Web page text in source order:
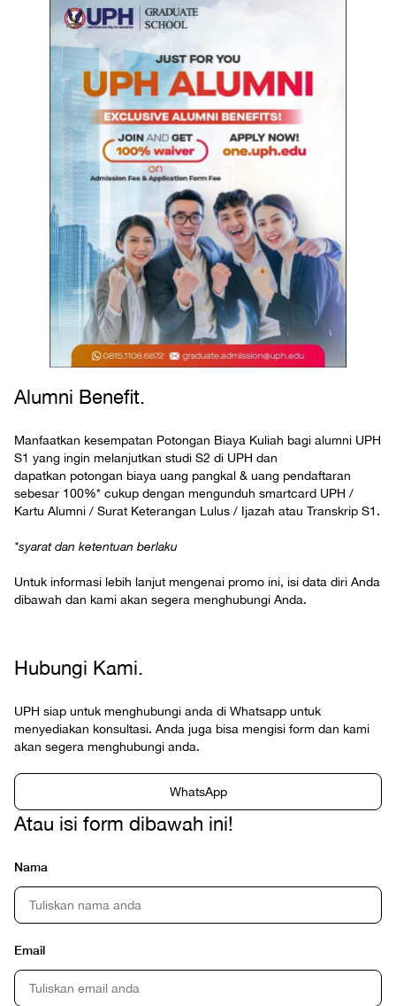
Alumni Benefit.
Manfaatkan kesempatan Potongan Biaya Kuliah bagi alumni UPH
S1 yang ingin melanjutkan studi S2 di UPH dan
dapatkan potongan biaya uang pangkal & uang pendaftaran
sebesar 100%* cukup dengan mengunduh smartcard UPH /
Kartu Alumni / Surat Keterangan Lulus / Ijazah atau Transkrip S1.
*syarat dan ketentuan berlaku
Untuk informasi lebih lanjut mengenai promo ini, isi data diri Anda
dibawah dan kami akan segera menghubungi Anda.
Hubungi Kami.
UPH siap untuk menghubungi anda di Whatsapp untuk
menyediakan konsultasi. Anda juga bisa mengisi form dan kami
akan segera menghubungi anda.
WhatsApp
Atau isi form dibawah ini!
Nama
Email